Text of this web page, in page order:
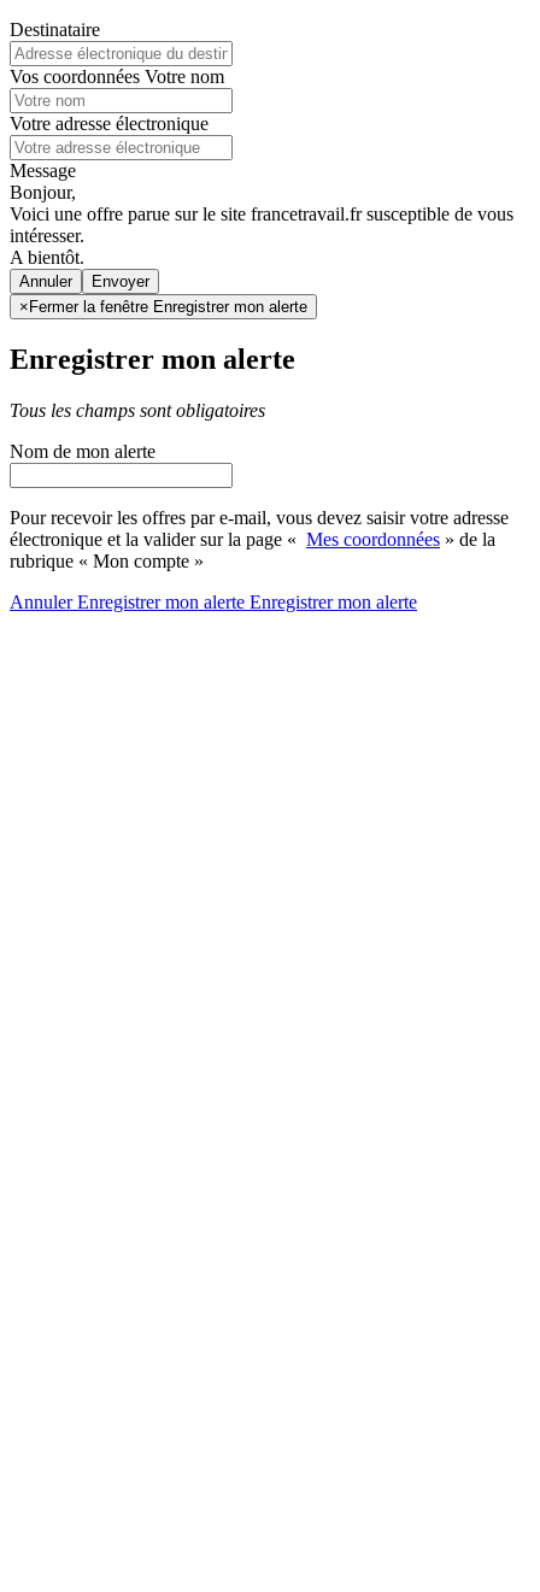
Destinataire
Vos coordonnées Votre nom
Votre adresse électronique
Message
Bonjour,
Voici une offre parue sur le site francetravail.fr susceptible de vous
intéresser.
A bientôt.
Annuler
× Fermer la fenêtre Enregistrer mon alerte
Enregistrer mon alerte
Tous les champs sont obligatoires
Nom de mon alerte
Pour recevoir les offres par e-mail, vous devez saisir votre adresse
électronique et la valider sur la page « Mes coordonnées » de la
rubrique « Mon compte »
AnnulerEnregistrer mon alerte Enregistrermon alerte